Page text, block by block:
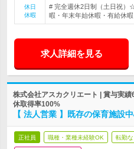
休日
休暇
# 完全週休2日制（土日祝
暇・年末年始休暇・有給休
求人詳細を見る
株式会社アスカクリエート | 賞与実
休取得率100%
【 法人営業 】既存の保育施設
正社員 職種・業種未経験OK 転勤な